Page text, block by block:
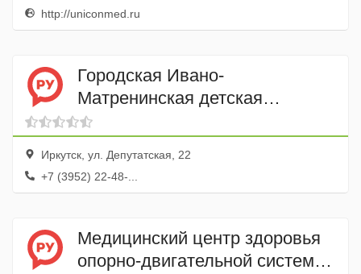
http://uniconmed.ru
Городская Ивано-
Матренинская детская
клиническая больница
пульмонологическое
отделение
Иркутск, ул. Депутатская, 22
+7 (3952) 22-48-...
Медицинский центр здоровья
опорно-двигательной системы